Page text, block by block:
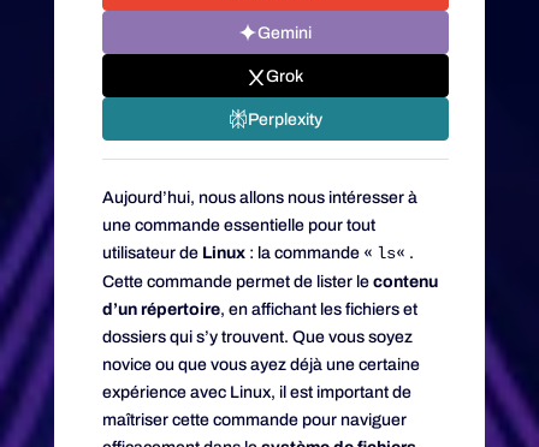
Gemini
Grok
Perplexity
Aujourd’hui, nous allons nous intéresser à
une commande essentielle pour tout
utilisateur de Linux: la commande « ls« .
Cette commande permet de lister le contenu
d’un répertoire, en affichant les fichiers et
dossiers qui s’y trouvent. Que vous soyez
novice ou que vous ayez déjà une certaine
expérience avec Linux, il est important de
maîtriser cette commande pour naviguer